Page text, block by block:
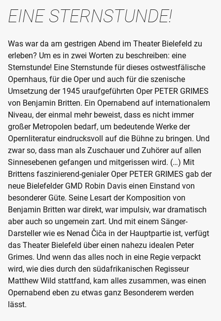
EINE STERNSTUNDE!
Was war da am gestrigen Abend im Theater Bielefeld zu
erleben? Um es in zwei Worten zu beschreiben: eine
Sternstunde! Eine Sternstunde für dieses ostwestfälische
Opernhaus, für die Oper und auch für die szenische
Umsetzung der 1945 uraufgeführten Oper PETER GRIMES
von Benjamin Britten. Ein Opernabend auf internationalem
Niveau, der einmal mehr beweist, dass es nicht immer
großer Metropolen bedarf, um bedeutende Werke der
Opernliteratur eindrucksvoll auf die Bühne zu bringen. Und
zwar so, dass man als Zuschauer und Zuhörer auf allen
Sinnesebenen gefangen und mitgerissen wird. (…) Mit
Brittens faszinierend-genialer Oper PETER GRIMES gab der
neue Bielefelder GMD Robin Davis einen Einstand von
besonderer Güte. Seine Lesart der Komposition von
Benjamin Britten war direkt, war impulsiv, war dramatisch
aber auch so ungemein zart. Und mit einem Sänger-
Darsteller wie es Nenad Čiča in der Hauptpartie ist, verfügt
das Theater Bielefeld über einen nahezu idealen Peter
Grimes. Und wenn das alles noch in eine Regie verpackt
wird, wie dies durch den südafrikanischen Regisseur
Matthew Wild stattfand, kam alles zusammen, was einen
Opernabend eben zu etwas ganz Besonderem werden
lässt.